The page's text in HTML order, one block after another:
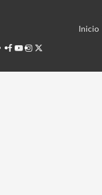
Inicio
Facebook
Youtube
Instagram
Twitter